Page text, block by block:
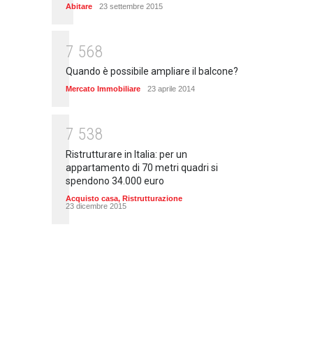
Abitare 23 settembre 2015
7 568
Quando è possibile ampliare il balcone?
Mercato Immobiliare 23 aprile 2014
7 538
Ristrutturare in Italia: per un
appartamento di 70 metri quadri si
spendono 34.000 euro
Acquisto casa, Ristrutturazione
23 dicembre 2015